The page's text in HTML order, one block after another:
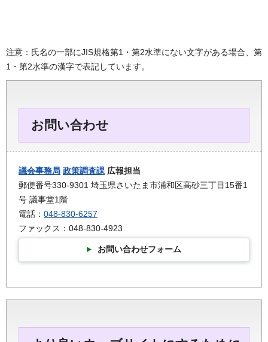
注意：氏名の一部にJIS規格第1・第2水準にない文字がある場合、第
1・第2水準の漢字で表記しています。
お問い合わせ
議会事務局 政策調査課 広報担当
郵便番号330-9301 埼玉県さいたま市浦和区高砂三丁目15番1
号 議事堂1階
電話： 048-830-6257
ファックス：048-830-4923
お問い合わせフォーム